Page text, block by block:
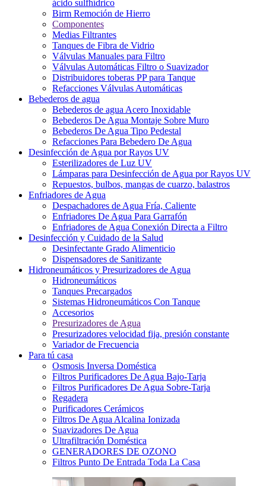
ácido sulfhídrico
Birm Remoción de Hierro
Componentes
Medias Filtrantes
Tanques de Fibra de Vidrio
Válvulas Manuales para Filtro
Válvulas Automáticas Filtro o Suavizador
Distribuidores toberas PP para Tanque
Refacciones Válvulas Automáticas
Bebederos de agua
Bebederos de agua Acero Inoxidable
Bebederos De Agua Montaje Sobre Muro
Bebederos De Agua Tipo Pedestal
Refacciones Para Bebedero De Agua
Desinfección de Agua por Rayos UV
Esterilizadores de Luz UV
Lámparas para Desinfección de Agua por Rayos UV
Repuestos, bulbos, mangas de cuarzo, balastros
Enfriadores de Agua
Despachadores de Agua Fría, Caliente
Enfriadores De Agua Para Garrafón
Enfriadores de Agua Conexión Directa a Filtro
Desinfección y Cuidado de la Salud
Desinfectante Grado Alimenticio
Dispensadores de Sanitizante
Hidroneumáticos y Presurizadores de Agua
Hidroneumáticos
Tanques Precargados
Sistemas Hidroneumáticos Con Tanque
Accesorios
Presurizadores de Agua
Presurizadores velocidad fija, presión constante
Variador de Frecuencia
Para tú casa
Osmosis Inversa Doméstica
Filtros Purificadores De Agua Bajo-Tarja
Filtros Purificadores De Agua Sobre-Tarja
Regadera
Purificadores Cerámicos
Filtros De Agua Alcalina Ionizada
Suavizadores De Agua
Ultrafiltración Doméstica
GENERADORES DE OZONO
Filtros Punto De Entrada Toda La Casa